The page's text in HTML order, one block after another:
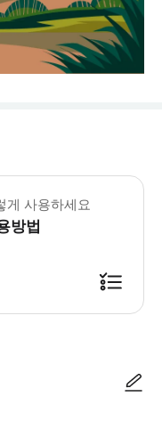
는 최소 2인 이상 모집 시 이
게 사용하세요
방법